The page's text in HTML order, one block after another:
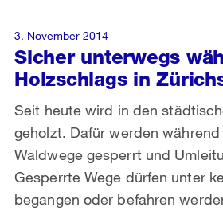
Sicher unterwegs
Holzschlags in
Seit heute wird in den
geholzt. Dafür werden
Waldwege gesperrt und
Gesperrte Wege dürfen unter
begangen oder befahren
3. November 2014